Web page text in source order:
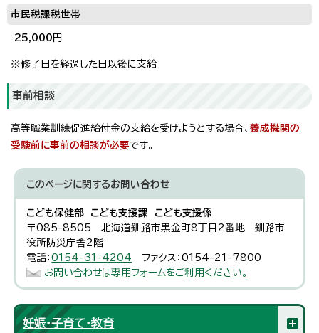
市民税課税世帯
25,000 円
※修了日を経過した日以後に支給
事前相談
高等職業訓練促進給付金の支給を受けようとする場合、 養成機関の
受験前に事前の相談が必要です。
このページに関するお問い合わせ
こども保健部 こども支援課 こども支援係
〒085-8505 北海道釧路市黒金町8丁目2番地 釧路市
役所防災庁舎2階
電話：0154-31-4204
ファクス：0154-21-7800
お問い合わせは専用フォームをご利用ください。
妊娠・子育て・教育